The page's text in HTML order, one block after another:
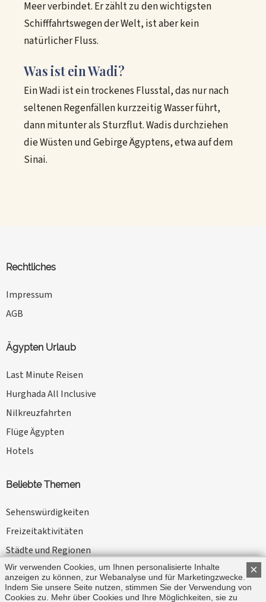
Meer verbindet. Er zählt zu den wichtigsten
Schifffahrtswegen der Welt, ist aber kein
natürlicher Fluss.
Was ist ein Wadi?
Ein Wadi ist ein trockenes Flusstal, das nur nach
seltenen Regenfällen kurzzeitig Wasser führt,
dann mitunter als Sturzflut. Wadis durchziehen
die Wüsten und Gebirge Ägyptens, etwa auf dem
Sinai.
Rechtliches
Impressum
AGB
Ägypten Urlaub
Last Minute Reisen
Hurghada All Inclusive
Nilkreuzfahrten
Flüge Ägypten
Hotels
Beliebte Themen
Sehenswürdigkeiten
Freizeitaktivitäten
Städte und Regionen
Kameltouren
News
×
Wir verwenden Cookies, um Ihnen personalisierte Inhalte
anzeigen zu können, zur Webanalyse und für Marketingzwecke.
Indem Sie unsere Seite nutzen, stimmen Sie der Verwendung von
Cookies zu. Mehr über Cookies und Ihre Möglichkeiten, sie zu